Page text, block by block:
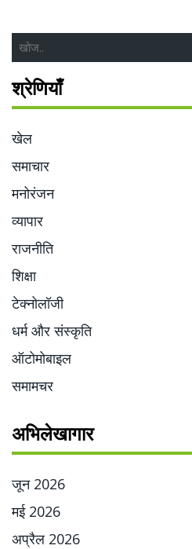
श्रेणियाँ
खेल
समाचार
मनोरंजन
व्यापार
राजनीति
शिक्षा
टेक्नोलॉजी
धर्म और संस्कृति
ऑटोमोबाइल
समामचर
अभिलेखागार
जून 2026
मई 2026
अप्रैल 2026